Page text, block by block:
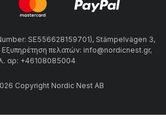
SE556628159701), Stämpelvägen 3,
πελατών: info@nordicnest.gr,
αρ: +46108085004
Copyright Nordic Nest AB